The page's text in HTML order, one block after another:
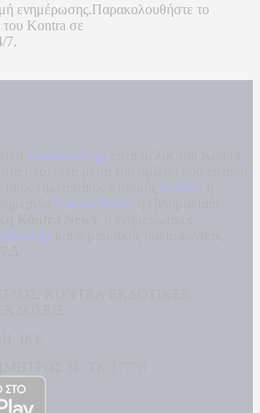
ενημέρωσης.Παρακολουθήστε το
Kontra σε
7.
kontranews.gr
Kontra
Kontra News